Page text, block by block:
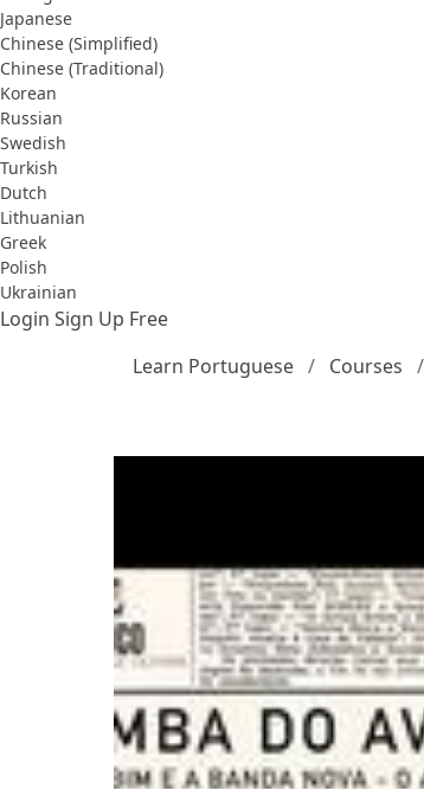
Japanese
Chinese (Simplified)
Chinese (Traditional)
Korean
Russian
Swedish
Turkish
Dutch
Lithuanian
Greek
Polish
Ukrainian
Login Sign Up Free
Learn Portuguese
Courses